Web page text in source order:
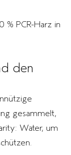
% PCR-Harz in
den
gesammelt,
Water, um